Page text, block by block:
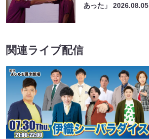
あった」2026.08.05
関連ライブ配信